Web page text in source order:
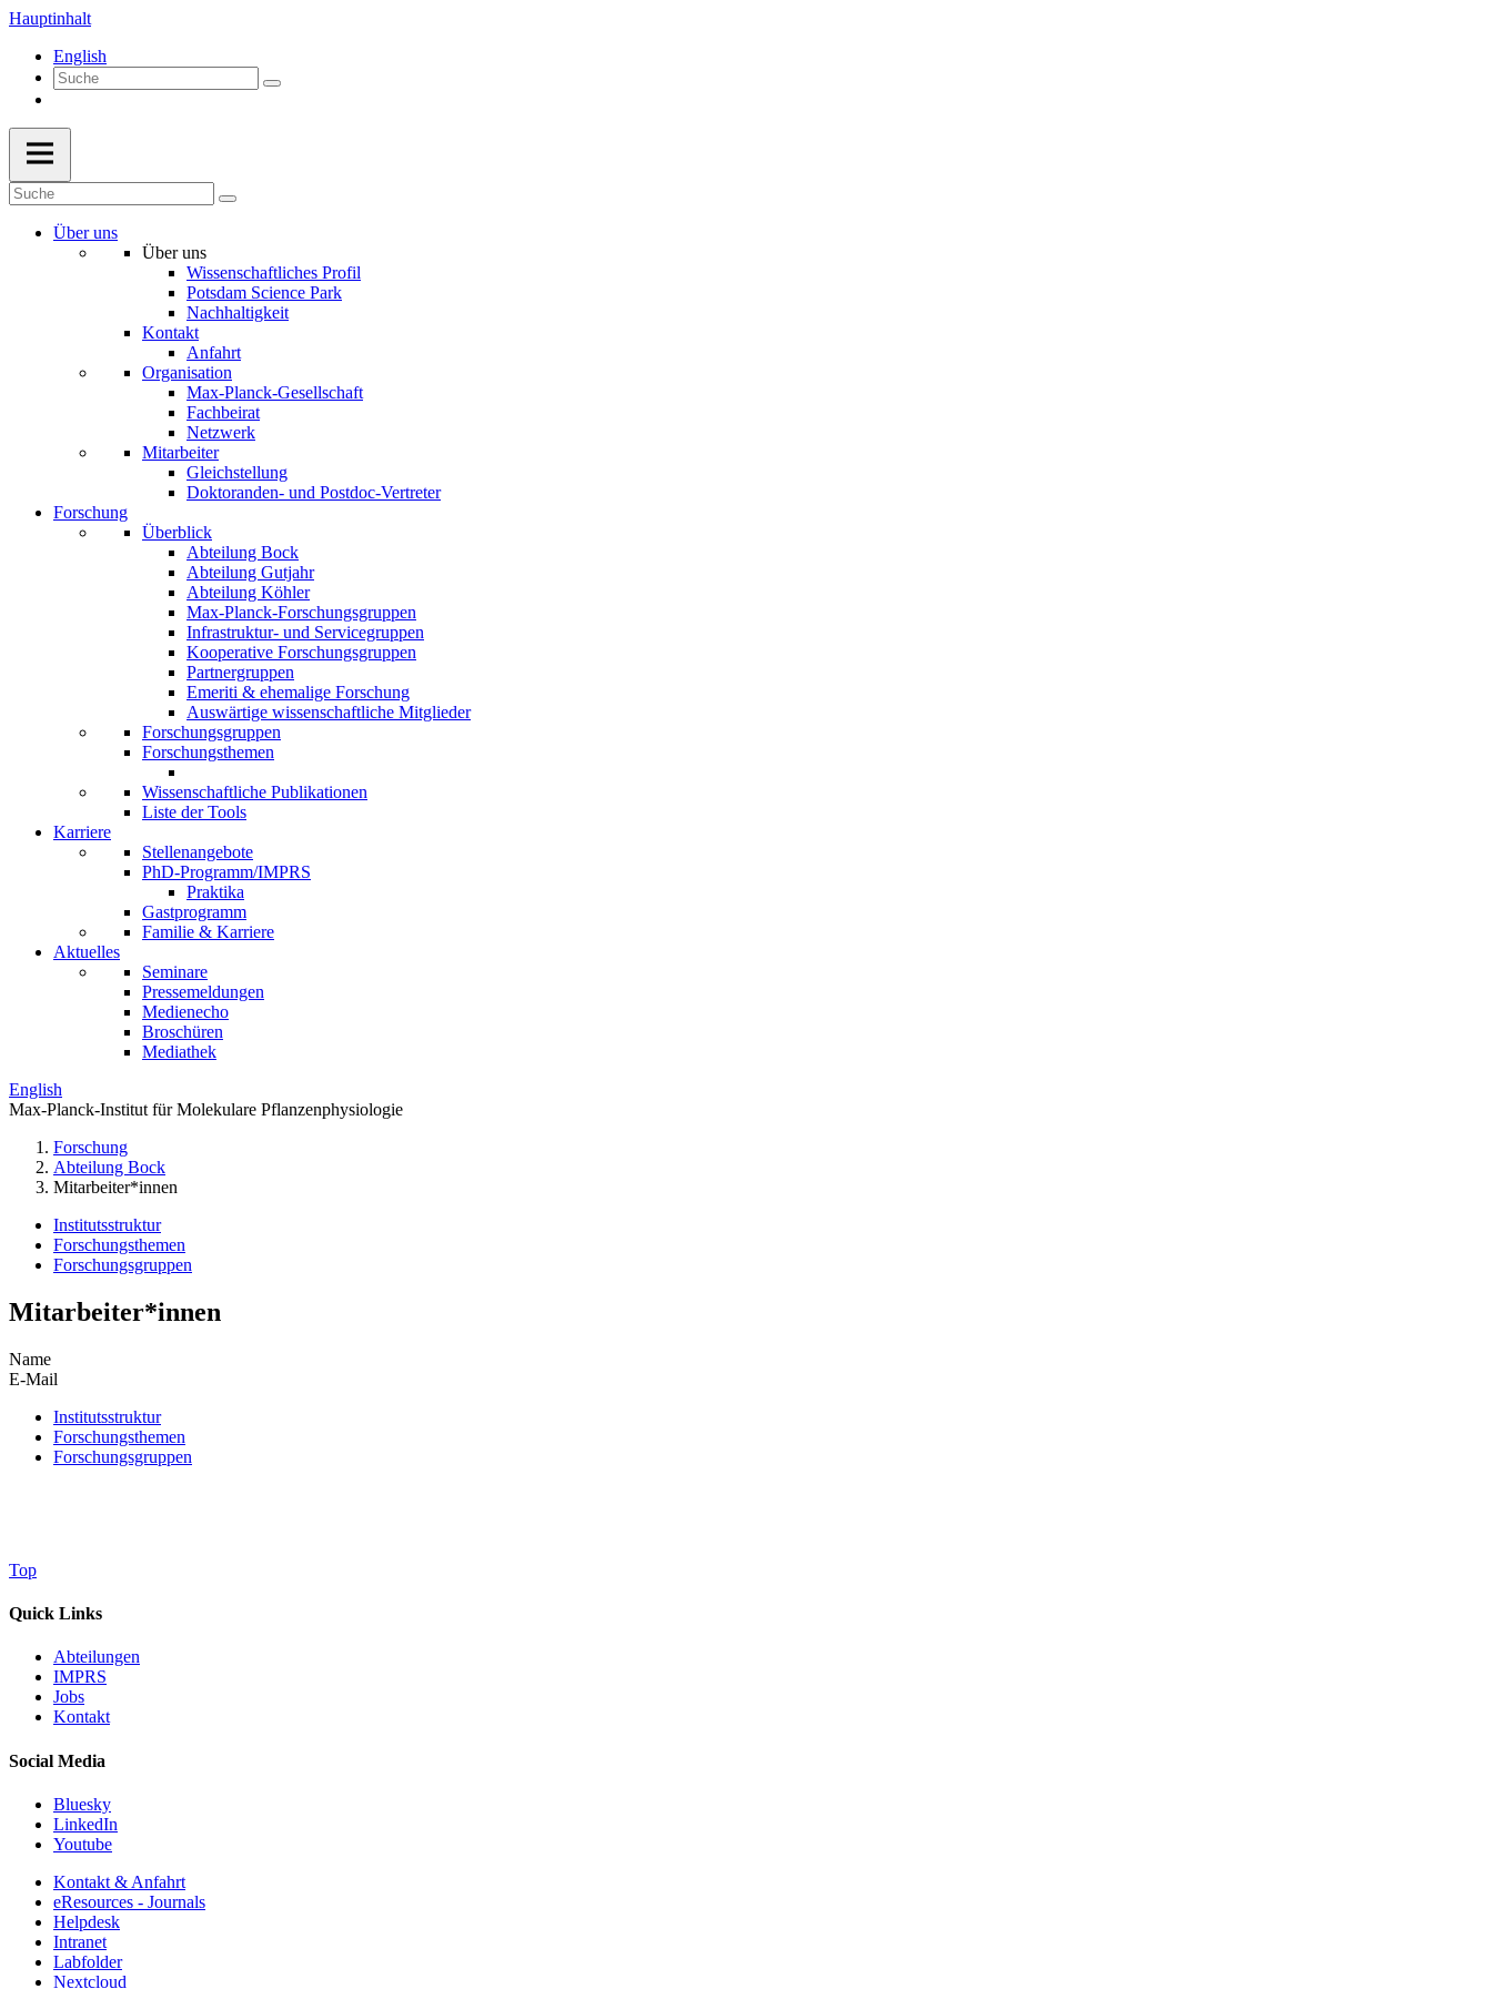
Hauptinhalt
English
Über uns
Über uns
Wissenschaftliches Profil
Potsdam Science Park
Nachhaltigkeit
Kontakt
Anfahrt
Organisation
Max-Planck-Gesellschaft
Fachbeirat
Netzwerk
Mitarbeiter
Gleichstellung
Doktoranden- und Postdoc-Vertreter
Forschung
Überblick
Abteilung Bock
Abteilung Gutjahr
Abteilung Köhler
Max-Planck-Forschungsgruppen
Infrastruktur- und Servicegruppen
Kooperative Forschungsgruppen
Partnergruppen
Emeriti & ehemalige Forschung
Auswärtige wissenschaftliche Mitglieder
Forschungsgruppen
Forschungsthemen
Wissenschaftliche Publikationen
Liste der Tools
Karriere
Stellenangebote
PhD-Programm/IMPRS
Praktika
Gastprogramm
Familie & Karriere
Aktuelles
Seminare
Pressemeldungen
Medienecho
Broschüren
Mediathek
English
Max-Planck-Institut für Molekulare Pflanzenphysiologie
Forschung
Abteilung Bock
Mitarbeiter*innen
Institutsstruktur
Forschungsthemen
Forschungsgruppen
Mitarbeiter*innen
Name
E-Mail
Institutsstruktur
Forschungsthemen
Forschungsgruppen
Top
Quick Links
Abteilungen
IMPRS
Jobs
Kontakt
Social Media
Bluesky
LinkedIn
Youtube
Kontakt & Anfahrt
eResources - Journals
Helpdesk
Intranet
Labfolder
Nextcloud